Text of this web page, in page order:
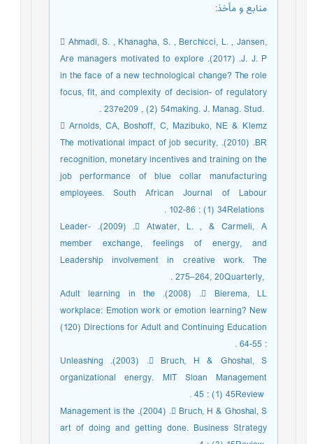
منابع و مأخذ:
 Ahmadi, S. , Khanagha, S. , Berchicci, L. , Jansen,
J. J. P. (‎‏2017‏‎). Are managers ‎motivated to explore
in the face of a new technological change? The role
of regulatory‏ ‏focus, fit, and complexity of decision-
making. J. Manag. Stud. ‎‏54 (2‏‎) , ‎‏209‏e‏237‏‎. ‎
 Arnolds, CA, Boshoff, C, Mazibuko, NE & Klemz
BR. (‎‏2010‏‎). The motivational impact ‎of job security,
recognition, monetary incentives and training on the
job performance of ‎blue collar manufacturing
employees. South African Journal of Labour
Relations ‎‏34‏‎ (‎‏1‏‎) : ‎‏86‏‎-‎‏102‏‎. ‎
 Atwater, L. , & Carmeli, A. (‎‏2009‏‎). Leader‐
member exchange, feelings of energy, and
‎involvement in creative work. The‏ ‏Leadership
Quarterly, ‎‏20‏‎, ‎‏264‏‎–‎‏275‏‎. ‎
 Bierema, LL. (‎‏2008‏‎). Adult learning in the
workplace: Emotion work or emotion ‎learning? New
Directions for Adult and Continuing Education (‎‏120‏‎)
: ‎‏55‏‎-‎‏64‏‎. ‎
 Bruch, H & Ghoshal, S. (‎‏2003‏‎). Unleashing
organizational energy. MIT Sloan ‎Management
Review ‎‏45‏‎ (‎‏1‏‎) : ‎‏45‏‎. ‎
 Bruch, H & Ghoshal, S. (‎‏2004‏‎). Management is the
art of doing and getting done. ‎Business Strategy